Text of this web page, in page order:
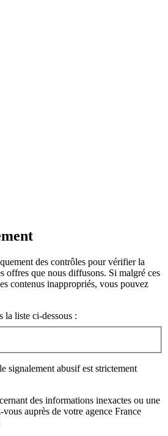
des contrôles pour vérifier la
offres que nous diffusons. Si malgré ces
contenus inappropriés, vous pouvez
la liste ci-dessous :
signalement abusif est strictement
des informations inexactes ou une
vous auprès de votre agence France